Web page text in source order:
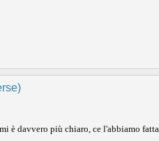
è davvero più chiaro, ce l'abbiamo fatta